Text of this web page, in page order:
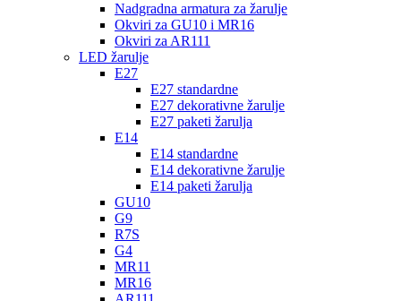
Nadgradna armatura za žarulje
Okviri za GU10 i MR16
Okviri za AR111
LED žarulje
E27
E27 standardne
E27 dekorativne žarulje
E27 paketi žarulja
E14
E14 standardne
E14 dekorativne žarulje
E14 paketi žarulja
GU10
G9
R7S
G4
MR11
MR16